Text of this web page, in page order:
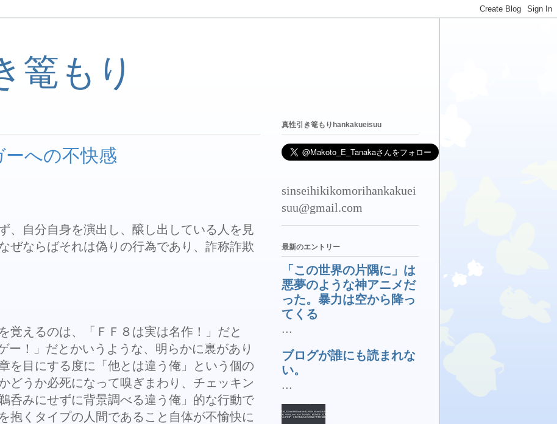
篭もり
への不快感
、自分自身を演出し、醸し出している人を見
ぜならばそれは偽りの行為であり、詐称詐欺
覚えるのは、「ＦＦ８は実は名作！」だと
ー！」だとかいうような、明らかに裏があり
を目にする度に「他とは違う俺」という個の
どうか必死になって嗅ぎまわり、チェッキン
呑みにせずに背景調べる違う俺」的な行動で
抱くタイプの人間であること自体が不愉快に
真性引き篭もりhankakueisuu
sinseihikikomorihankakuei
suu@gmail.com
最新のエントリー
「この世界の片隅に」は
悪夢のような神アニメだ
った。暴力は空から降っ
てくる
...
ブログが誰にも読まれな
い。
...